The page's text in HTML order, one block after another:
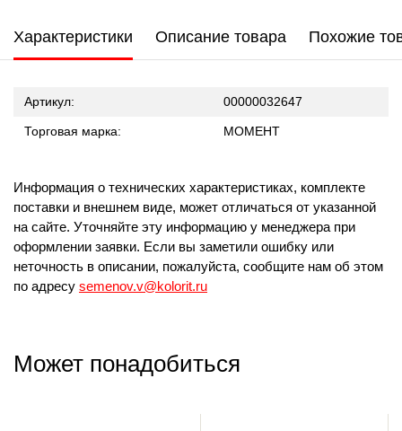
Характеристики Описание товара Похожие
Артикул: 00000032647
Торговая марка: МОМЕНТ
Информация о технических характеристиках, комплекте
поставки и внешнем виде, может отличаться от указанной
на сайте. Уточняйте эту информацию у менеджера при
оформлении заявки. Если вы заметили ошибку или
неточность в описании, пожалуйста, сообщите нам об этом
по адресу semenov.v@kolorit.ru
Может понадобиться